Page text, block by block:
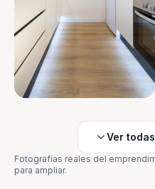
Ver
Fotografías reales del
para ampliar.